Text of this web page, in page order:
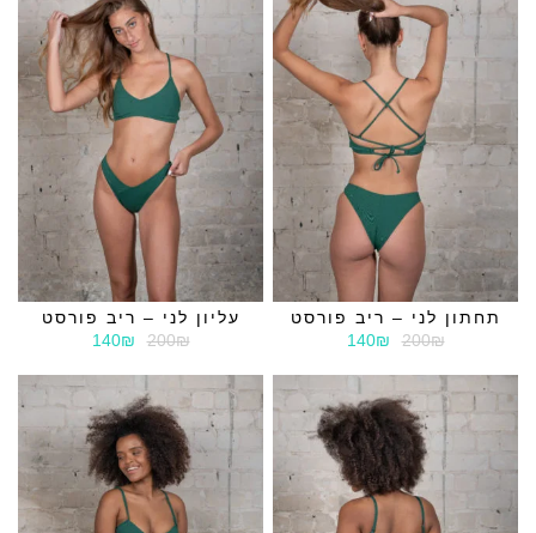
תחתון לני – ריב פורסט
200₪
140₪
עליון לני – ריב פורסט
200₪
140₪